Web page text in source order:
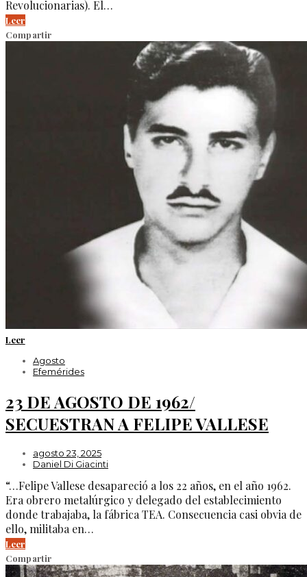
Revolucionarias). El…
Leer
Compartir
Leer
Agosto
Efemérides
23 DE AGOSTO DE 1962/
SECUESTRAN A FELIPE VALLESE
agosto 23, 2025
Daniel Di Giacinti
“…Felipe Vallese desapareció a los 22 años, en el año 1962.
Era obrero metalúrgico y delegado del establecimiento
donde trabajaba, la fábrica TEA. Consecuencia casi obvia de
ello, militaba en…
Leer
Compartir